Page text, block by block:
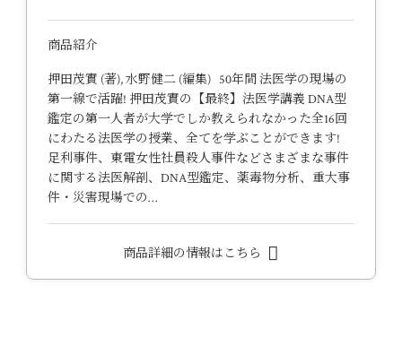
商品紹介
押田茂實 (著), 水野健二 (編集) 50年間 法医学の現場の
第一線で活躍! 押田茂實の【最終】法医学講義 DNA型
鑑定の第一人者が大学でしか教えられなかった全16回
にわたる法医学の授業、全てを学ぶことができます!
足利事件、東電女性社員殺人事件などさまざまな事件
に関する法医解剖、DNA型鑑定、薬毒物分析、重大事
件・災害現場での…
商品詳細の情報はこちら